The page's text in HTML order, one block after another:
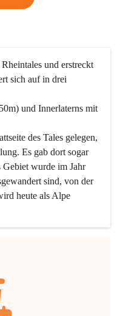
und erstreckt
sich auf in drei
und Innerlaterns mit
des Tales gelegen,
Es gab dort sogar
Gebiet wurde im Jahr
sind, von der
heute als Alpe